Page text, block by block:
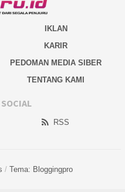
IKLAN
KARIR
PEDOMAN MEDIA SIBER
TENTANG KAMI
RSS
/ Tema: Bloggingpro